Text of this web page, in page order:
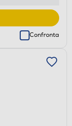
Confronta